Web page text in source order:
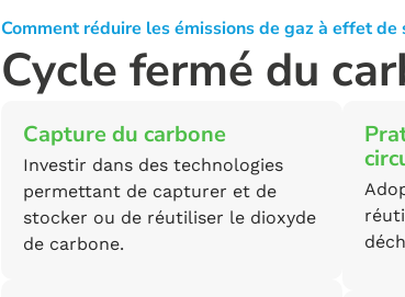
Comment réduire les émissions de gaz à effet de
Cycle fermé du
Capture du carbone
Investir dans des technologies
permettant de capturer et de
stocker ou de réutiliser le dioxyde
de carbone.